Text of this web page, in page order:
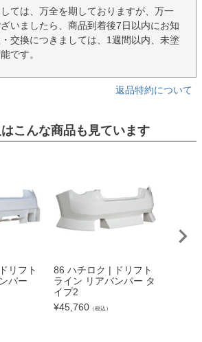
ては、万全を期しておりますが、万一
いましたら、商品到着後7日以内にお知
交換につきましては、1週間以内、未塗
です。
返品特約について
こんな商品も見ています
リフト
パー
86 ハチロク | ドリフト
ライン リアバンパー タ
イプ2
¥45,760 （税込）